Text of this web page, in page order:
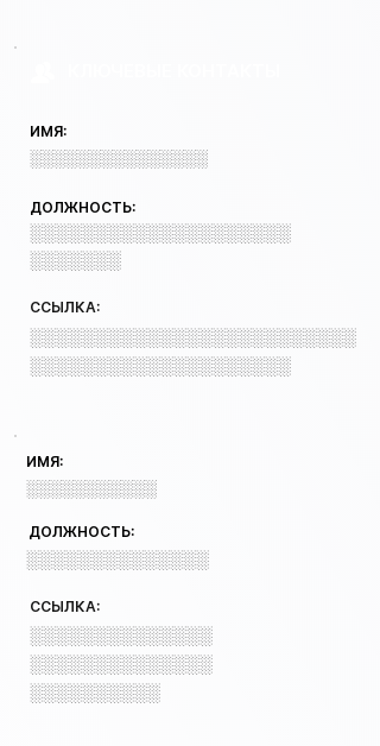
ИМЯ:
░░░░░░░░░░░░░░░
ДОЛЖНОСТЬ:
░░░░░░░░░░░░░░░░░░░░
░░░░░░░
ССЫЛКА:
░░░░░░░░░░░░░░░░░░░░░░░░░
░░░░░░░░░░░░░░░░░░░░
ИМЯ:
░░░░░░░░░░░
ДОЛЖНОСТЬ:
░░░░░░░░░░░░░░
ССЫЛКА:
░░░░░░░░░░░░░░
░░░░░░░░░░░░░░
░░░░░░░░░░